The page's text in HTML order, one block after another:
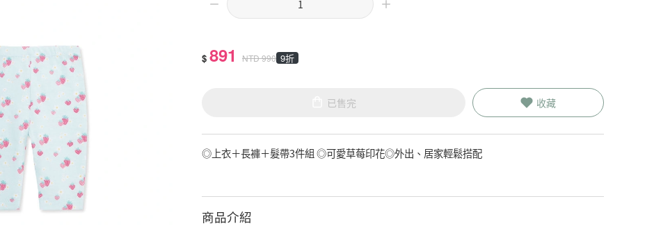
$ 891 NTD990 9折
已售完 收藏
◎上衣＋長褲＋髮帶3件組 ◎可愛草莓印花◎外出、居家輕鬆搭配
商品介紹